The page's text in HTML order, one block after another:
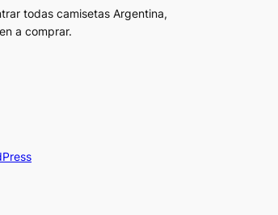
todas camisetas Argentina,
a comprar.